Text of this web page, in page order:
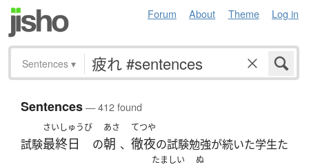
Forum About Theme Log in
Sentences ▾
Sentences— 412 found
試験
さいしゅうび
最終日 の
あさ
朝 、
てつや
徹夜の試験勉強が続いた学生た
たましい ぬ